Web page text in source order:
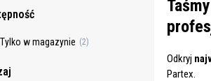
Tylko w magazynie (2)
Odkryj
Partex.